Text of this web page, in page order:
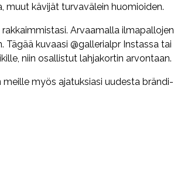
muut kävijät turvavälein huomioiden.
Arvaamalla ilmapallojen
kuvaasi @gallerialpr Instassa tai
niin osallistut lahjakortin arvontaan.
myös ajatuksiasi uudesta brändi-